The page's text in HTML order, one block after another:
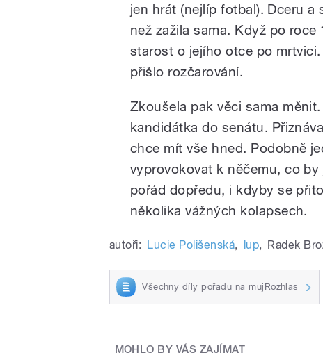
jen hrát (nejlíp fotbal). Dceru
než zažila sama. Když po
starost o jejího otce po
přišlo rozčarování.
Zkoušela pak věci sama
kandidátka do senátu.
chce mít vše hned. Podobně
vyprovokovat k něčemu, co
pořád dopředu, i kdyby se
několika vážných kolapsech.
autoři: Lucie Polišenská, lup, Radek
Všechny díly pořadu na mujRozhlas
MOHLO BY VÁS ZAJÍMAT